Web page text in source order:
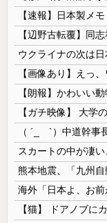
【画像あり】えっ
スカートの中が凄